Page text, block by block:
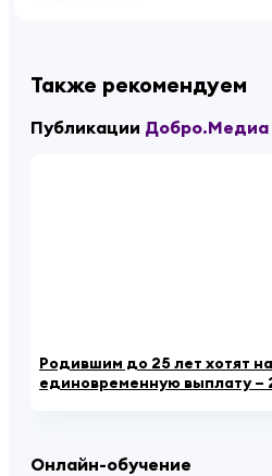
Также рекомендуем
Публикации Добро.Медиа
Родившим до 25 лет хотят
единовременную выплату –
Онлайн-обучение